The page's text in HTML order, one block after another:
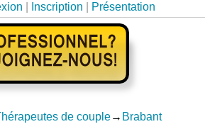
Inscription Présentation
de couple→ Brabant